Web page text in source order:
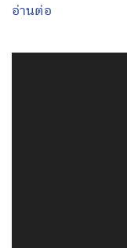
อ่านต่อ